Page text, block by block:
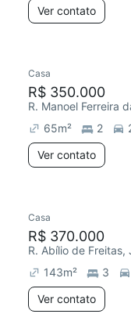
Ver contato
Casa
R$ 350.000
R. Manoel Ferreira
65m² 2
Ver contato
Casa
R$ 370.000
R. Abílio de
143m² 3
Ver contato